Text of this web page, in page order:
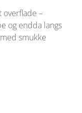
overflade –
og endda langs
smukke